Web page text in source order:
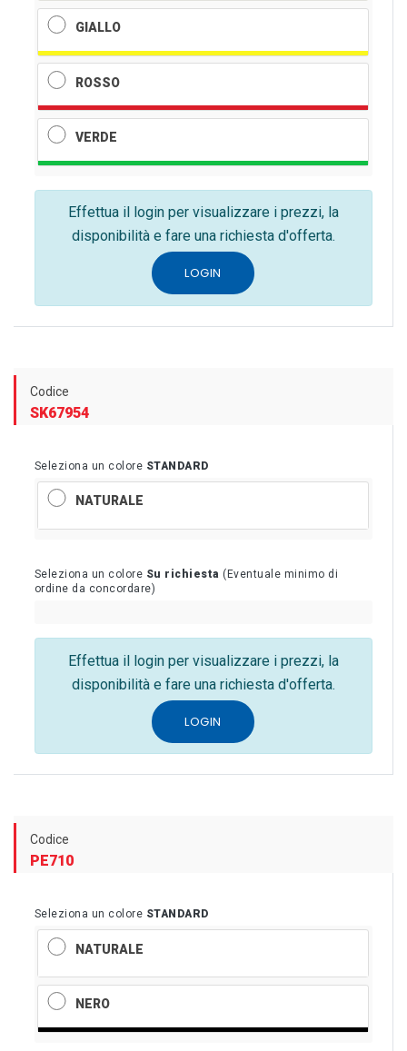
GIALLO
ROSSO
VERDE
Effettua il login per visualizzare i prezzi, la
disponibilità e fare una richiesta d'offerta.
LOGIN
Codice
SK67954
Seleziona un colore STANDARD
NATURALE
Seleziona un colore Su richiesta (Eventuale minimo di
ordine da concordare)
Effettua il login per visualizzare i prezzi, la
disponibilità e fare una richiesta d'offerta.
LOGIN
Codice
PE710
Seleziona un colore STANDARD
NATURALE
NERO